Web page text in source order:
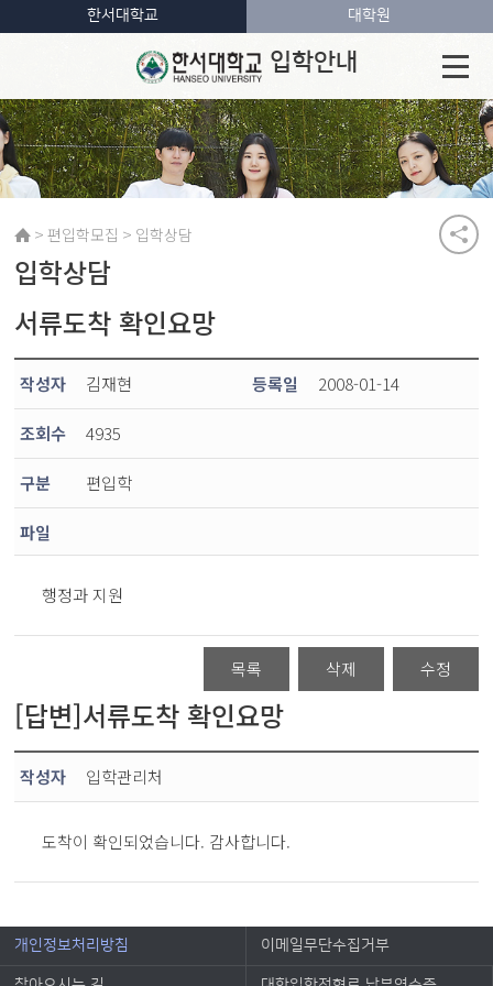
입학안내
한서대학교 대학원
>편입학모집 > 입학상담
입학상담
서류도착 확인요망
작성자 김재현 등록일 2008-01-14
조회수 4935
구분 편입학
파일
행정과 지원
목록 삭제 수정
[답변]서류도착 확인요망
작성자 입학관리처
도착이 확인되었습니다. 감사합니다.
개인정보처리방침 이메일무단수집거부